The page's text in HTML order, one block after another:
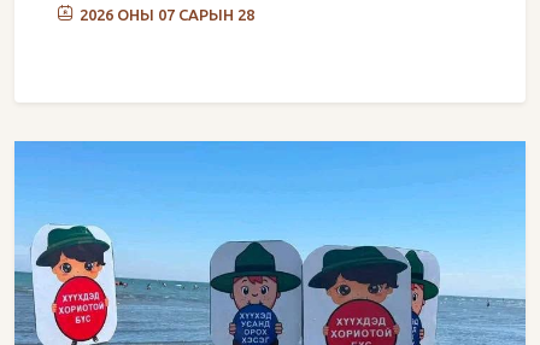
2026 ОНЫ 07 САРЫН 28